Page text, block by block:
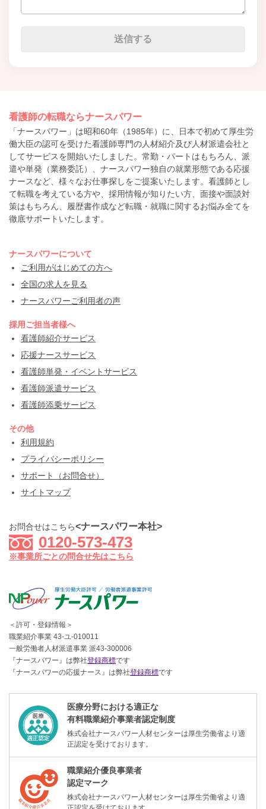
看護師の転職ならナースパワー
「ナースパワー」は昭和60年（1985年）に、日本で初めて厚生労
働大臣の認可を受けた看護師専門の人材紹介及び人材派遣会社と
してサービスを開始いたしました。常勤・パートはもちろん、派
遣や単発（業務委託）、ナースパワー独自の就業形態である応援
ナースなど、様々なお仕事探しをご提案いたします。看護師とし
て転職を考えている方や、採用情報が知りたい方、面接や面談対
策はもちろん、履歴書作成など転職・就職に関するお悩み全てを
徹底サポートいたします。
ナースパワーについて
ご利用がはじめての方へ
全国の求人を見る
ナースパワーご利用者の声
採用ご担当者様へ
看護師紹介サービス
応援ナースサービス
看護師単発・イベントサービス
看護師派遣サービス
看護師添乗サービス
その他
利用規約
プライバシーポリシー
サポート（お問合せ）
サイトマップ
お問合せはこちら<ナースパワー本社>
0120-573-473
※事業所ごとの問合せ先はこちら
＜許可・登録情報＞
職業紹介事業 43-ユ-010011
一般労働者人材派遣事業 派43-300006
『ナースパワー』は弊社登録商標です
『ナースパワーの応援ナース』は弊社登録商標です
医療分野における適正な
有料職業紹介事業者認定制度
株式会社ナースパワー人材センターは厚生労働省より適
正認定を受けております。
職業紹介優良事業者
認定マーク
株式会社ナースパワー人材センターは厚生労働省より適